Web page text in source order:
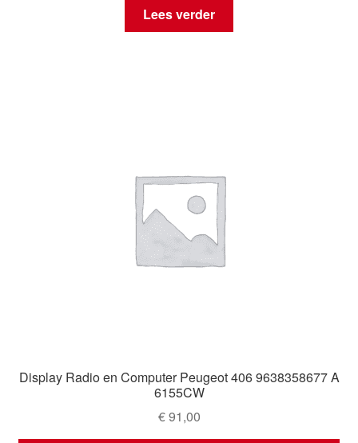
Lees verder
Display Radio en Computer Peugeot 406 9638358677 A
6155CW
€91,00